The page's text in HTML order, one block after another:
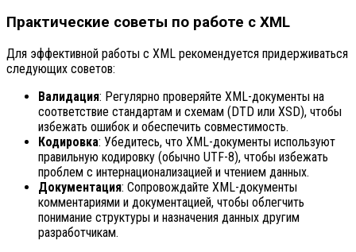
Практические советы по работе с XML
Для эффективной работы с XML рекомендуется придерживаться
следующих советов:
Валидация: Регулярно проверяйте XML-документы на
соответствие стандартам и схемам (DTD или XSD), чтобы
избежать ошибок и обеспечить совместимость.
Кодировка: Убедитесь, что XML-документы используют
правильную кодировку (обычно UTF-8), чтобы избежать
проблем с интернационализацией и чтением данных.
Документация: Сопровождайте XML-документы
комментариями и документацией, чтобы облегчить
понимание структуры и назначения данных другим
разработчикам.